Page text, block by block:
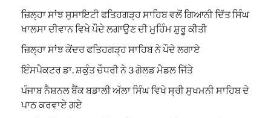
ਜ਼ਿਲ੍ਹਾ ਸਾਂਝ ਸੁਸਾਇਟੀ ਫਤਿਹਗੜ੍ਹ ਸਾਹਿਬ ਵਲੋਂ ਗਿਆਨੀ ਦਿੱਤ ਸਿੰਘ
ਖਾਲਸਾ ਦੀਵਾਨ ਵਿਖੇ ਪੌਦੇ ਲਗਾਉਣ ਦੀ ਮੁਹਿੰਮ ਸ਼ੁਰੂ ਕੀਤੀ
ਜ਼ਿਲ੍ਹਾ ਸਾਂਝ ਕੇਂਦਰ ਫਤਿਹਗੜ੍ਹ ਸਾਹਿਬ ਨੇ ਪੌਦੇ ਲਗਾਏ
ਇੰਸਪੈਕਟਰ ਡਾ. ਸ਼ਕੁੰਤ ਚੌਧਰੀ ਨੇ 3 ਗੋਲਡ ਮੈਡਲ ਜਿੱਤੇ
ਪੰਜਾਬ ਨੈਸ਼ਨਲ ਬੈਂਕ ਬਡਾਲੀ ਅੱਲਾ ਸਿੰਘ ਵਿਖੇ ਸ੍ਰੀ ਸੁਖਮਨੀ ਸਾਹਿਬ ਦੇ
ਪਾਠ ਕਰਵਾਏ ਗਏ